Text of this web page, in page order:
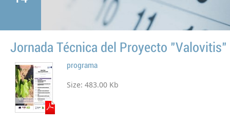
Jornada Técnica del Proyecto "Valovitis"
programa
Size: 483.00 Kb